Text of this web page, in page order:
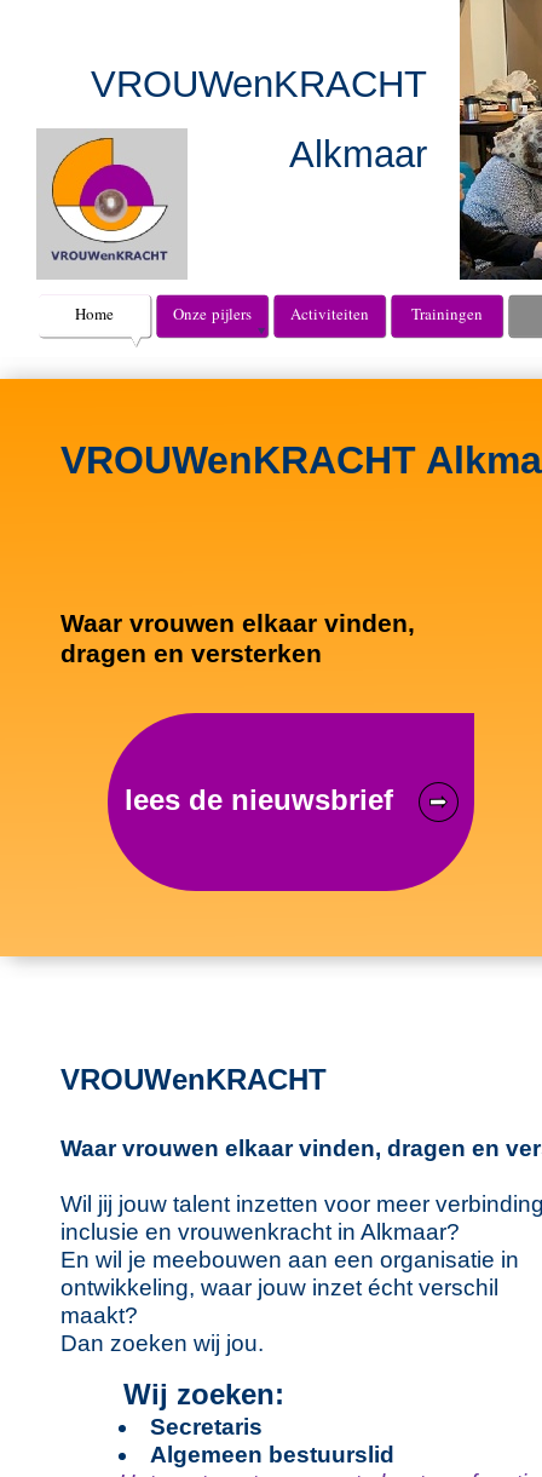
Home Onze pijlers Activiteiten Trainingen
VROUWenKRACHT
Alkmaar
VROUWenKRACHT
Waar vrouwen elkaar vinden,
dragen en versterken
lees de nieuwsbrief
VROUWenKRACHT
Waar vrouwen elkaar vinden, dragen en
Wil jij jouw talent inzetten voor meer
inclusie en vrouwenkracht in Alkmaar?
En wil je meebouwen aan een organisatie in
ontwikkeling, waar jouw inzet écht verschil
maakt?
Dan zoeken wij jou.
Wij zoeken:
Secretaris
Algemeen bestuurslid